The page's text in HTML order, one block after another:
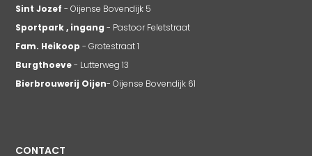
Sint Jozef - Oijense Bovendijk 5
Sportpark , ingang - Pastoor Feletstraat
Fam. Heikoop - Grotestraat 1
Burgthoeve- Lutterweg 13
Bierbrouwerij Oijen- Oijense Bovendijk 61
CONTACT